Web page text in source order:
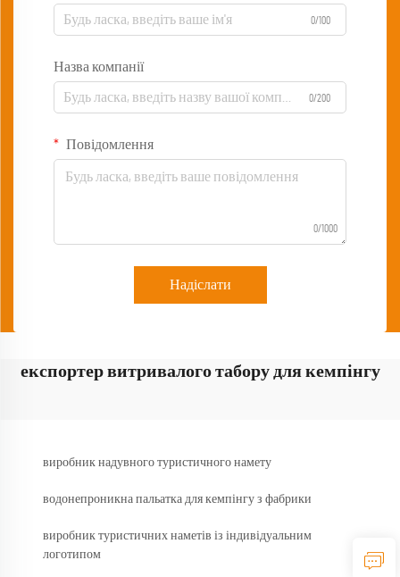
0/100
Назва компанії
0/200
Повідомлення
0/1000
Надіслати
експортер витривалого табору для кемпінгу
виробник надувного туристичного намету
водонепроникна пальатка для кемпінгу з фабрики
виробник туристичних наметів із індивідуальним
логотипом